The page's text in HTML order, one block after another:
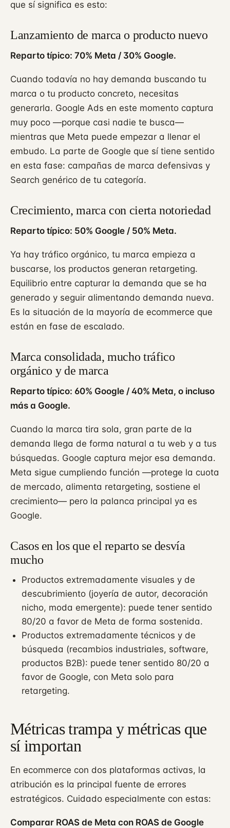
que sí significa es esto:
Lanzamiento de marca o producto nuevo
Reparto típico: 70% Meta / 30% Google.
Cuando todavía no hay demanda buscando tu
marca o tu producto concreto, necesitas
generarla. Google Ads en este momento captura
muy poco —porque casi nadie te busca—
mientras que Meta puede empezar a llenar el
embudo. La parte de Google que sí tiene sentido
en esta fase: campañas de marca defensivas y
Search genérico de tu categoría.
Crecimiento, marca con cierta notoriedad
Reparto típico: 50% Google / 50% Meta.
Ya hay tráfico orgánico, tu marca empieza a
buscarse, los productos generan retargeting.
Equilibrio entre capturar la demanda que se ha
generado y seguir alimentando demanda nueva.
Es la situación de la mayoría de ecommerce que
están en fase de escalado.
Marca consolidada, mucho tráfico
orgánico y de marca
Reparto típico: 60% Google / 40% Meta, o incluso
más a Google.
Cuando la marca tira sola, gran parte de la
demanda llega de forma natural a tu web y a tus
búsquedas. Google captura mejor esa demanda.
Meta sigue cumpliendo función —protege la cuota
de mercado, alimenta retargeting, sostiene el
crecimiento— pero la palanca principal ya es
Google.
Casos en los que el reparto se desvía
mucho
Productos extremadamente visuales y de
descubrimiento (joyería de autor, decoración
nicho, moda emergente): puede tener sentido
80/20 a favor de Meta de forma sostenida.
Productos extremadamente técnicos y de
búsqueda (recambios industriales, software,
productos B2B): puede tener sentido 80/20 a
favor de Google, con Meta solo para
retargeting.
Métricas trampa y métricas que
sí importan
En ecommerce con dos plataformas activas, la
atribución es la principal fuente de errores
estratégicos. Cuidado especialmente con estas:
Comparar ROAS de Meta con ROAS de Google